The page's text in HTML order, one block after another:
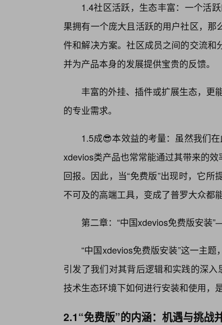
1.4社区活跃，生态丰富：一个活
果拥有一个庞大且活跃的用户社区，
件和解决方案。社区成员之间的交流
并为产品本身的发展提供宝贵的反馈。
丰富的外挂、插件或扩展生态，更
的专业需求。
1.5成😎本效益的考量：虽然我们
xdevios类产品也常常能通过其带来的
回报。因此，当“免费版”出现时，它
不可及的高端工具，变成了普罗大众都
第二章：“中国xdevios免费版安装
“中国xdevios免费版安装”这一主
引发了我们对其背后逻辑和实践的深
技术生态环境下如何进行安装和使用，
2.1“免费版”的内涵：机遇与挑战